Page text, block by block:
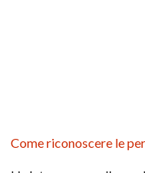
Come riconoscere le